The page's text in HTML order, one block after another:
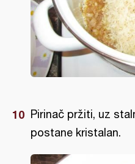
Pirinač pržiti, uz
postane kristalan.